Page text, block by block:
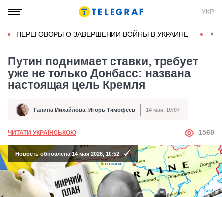
УКР
ПЕРЕГОВОРЫ О ЗАВЕРШЕНИИ ВОЙНЫ В УКРАИНЕ
Путин поднимает ставки, требует
уже не только Донбасс: названа
настоящая цель Кремля
Автор Галина Михайлова, Игорь Тимофеев
Дата публикации 14 мая, 10:07
ЧИТАТИ УКРАЇНСЬКОЮ АВТОР
1569
Новость обновлена 14 мая 2026, 10:52